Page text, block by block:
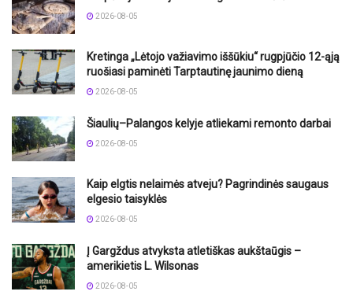
2026-08-05
Kretinga „Lėtojo važiavimo iššūkiu“ rugpjūčio 12-ąją
ruošiasi paminėti Tarptautinę jaunimo dieną
2026-08-05
Šiaulių–Palangos kelyje atliekami remonto darbai
2026-08-05
Kaip elgtis nelaimės atveju? Pagrindinės saugaus
elgesio taisyklės
2026-08-05
Į Gargždus atvyksta atletiškas aukštaūgis –
amerikietis L. Wilsonas
2026-08-05